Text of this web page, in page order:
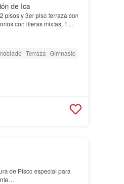
de Ica
pisos y 3er piso terraza con
con literas mixtas, 1
Terraza Gimnasio
de Pisco especial para